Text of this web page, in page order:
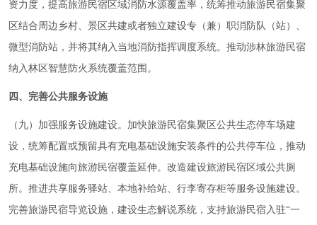
资力度，提高旅游民宿区域消防水源覆盖率，统筹推动旅游民宿集聚
区结合周边乡村、景区共建或者独立建设专（兼）职消防队（站）、
微型消防站，并将其纳入当地消防指挥调度系统。推动涉林旅游民宿
纳入林区智慧防火系统覆盖范围。
四、完善公共服务设施
（九）加强服务设施建设。加快旅游民宿集聚区公共生态停车场建
设，统筹配置或预留具有充电基础设施安装条件的公共停车位，推动
充电基础设施向旅游民宿覆盖延伸。改造建设旅游民宿区域公共厕
所。推进共享服务驿站、本地补给站、行李寄存柜等服务设施建设。
完善旅游民宿导览设施，建设生态解说系统，支持旅游民宿入驻“一